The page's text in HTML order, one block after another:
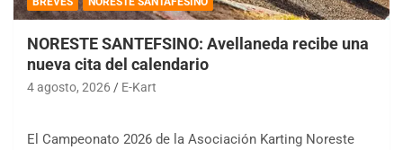
NORESTE SANTEFSINO: Avellaneda recibe una
nueva cita del calendario
4 agosto, 2026 E-Kart
El Campeonato 2026 de la Asociación Karting Noreste